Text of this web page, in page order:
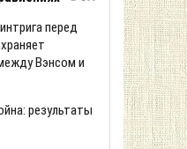
перед
Вэнсом и
результаты